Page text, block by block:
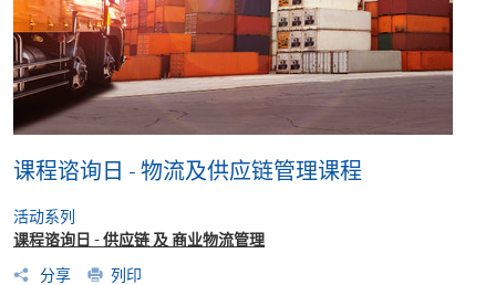
课程谘询日 - 物流及供应链管理课程
活动系列
课程谘询日 - 供应链 及 商业物流管理
分享
列印